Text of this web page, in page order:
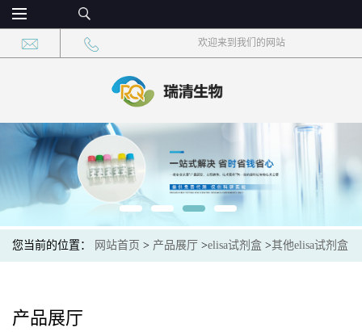
欢迎来到我们的网站
您当前的位置： 网站首页 > 产品展厅 >elisa试剂盒 >其他elisa试剂盒
产品展厅